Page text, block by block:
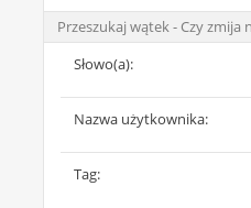
Przeszukaj wątek - Czy
Słowo(a):
Nazwa użytkownika:
Tag: